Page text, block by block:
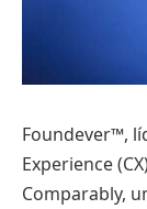
Foundever™,
Experience
Comparably,